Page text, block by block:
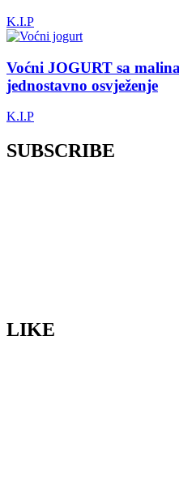
K.I.P
Voćni JOGURT sa
jednostavno osvježenje
K.I.P
SUBSCRIBE
LIKE